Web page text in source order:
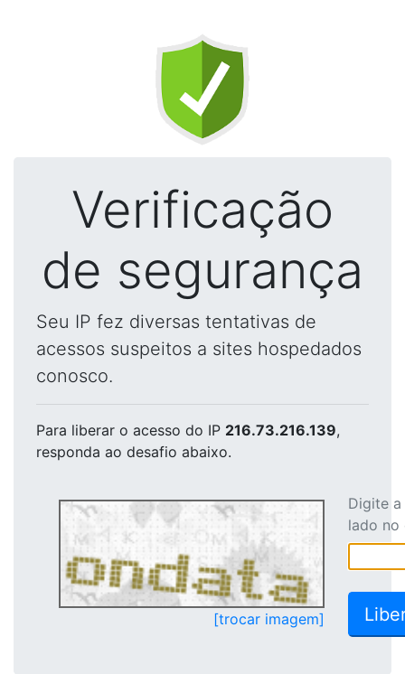
Verificação
de segurança
Seu IP fez diversas tentativas de
acessos suspeitos a sites hospedados
conosco.
Para liberar o acesso do IP 216.73.216.139,
responda ao desafio abaixo.
[trocar imagem]
Digite
lado no